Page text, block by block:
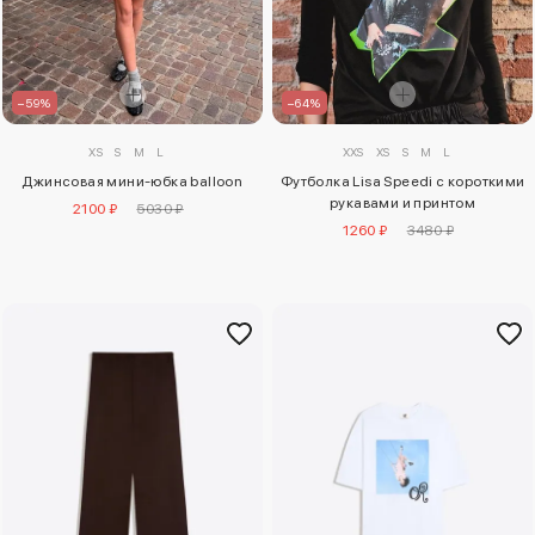
–59%
XS S M L
Джинсовая мини-юбка balloon
2100 ₽
5030 ₽
–64%
XXS XS S M L
Футболка Lisa Speedi с короткими
рукавами и принтом
1260 ₽
3480 ₽